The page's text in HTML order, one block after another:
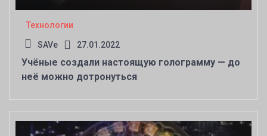
Технологии
SAVe 27.01.2022
Учёные создали настоящую голограмму — до
неё можно дотронуться